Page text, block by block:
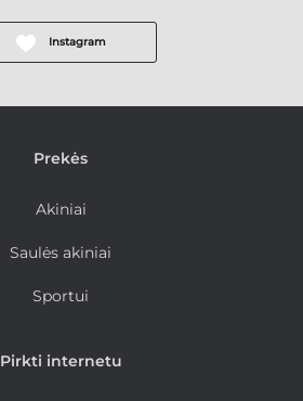
Instagram
Prekės
Akiniai
Saulės akiniai
Sportui
Pirkti internetu